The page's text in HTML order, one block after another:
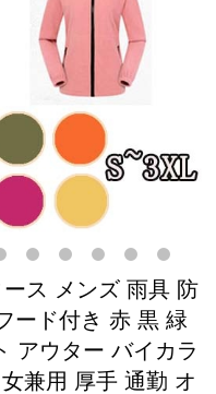
ス メンズ 雨具 防
ード付き 赤 黒 緑
アウター バイカラ
兼用 厚手 通勤 オ